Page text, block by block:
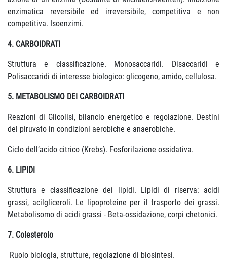
enzimatica reversibile ed irreversibile, competitiva e non
competitiva. Isoenzimi.
4. CARBOIDRATI
Struttura e classificazione. Monosaccaridi. Disaccaridi e
Polisaccaridi di interesse biologico: glicogeno, amido, cellulosa.
5. METABOLISMO DEI CARBOIDRATI
Reazioni di Glicolisi, bilancio energetico e regolazione. Destini
del piruvato in condizioni aerobiche e anaerobiche.
Ciclo dell’acido citrico (Krebs). Fosforilazione ossidativa.
6. LIPIDI
Struttura e classificazione dei lipidi. Lipidi di riserva: acidi
grassi, acilgliceroli. Le lipoproteine per il trasporto dei grassi.
Metabolisomo di acidi grassi - Beta-ossidazione, corpi chetonici.
7. Colesterolo
Ruolo biologia, strutture, regolazione di biosintesi.